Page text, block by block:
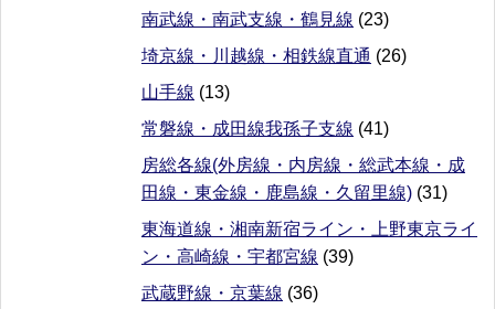
南武線・南武支線・鶴見線 (23)
埼京線・川越線・相鉄線直通 (26)
山手線 (13)
常磐線・成田線我孫子支線 (41)
房総各線(外房線・内房線・総武本線・成
田線・東金線・鹿島線・久留里線) (31)
東海道線・湘南新宿ライン・上野東京ライ
ン・高崎線・宇都宮線 (39)
武蔵野線・京葉線 (36)